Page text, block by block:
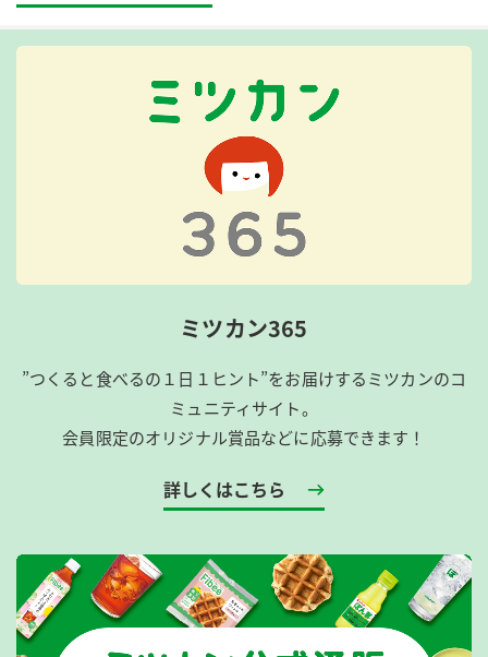
ミツカン365
”つくると食べるの１日１ヒント”をお届けするミツカンのコ
ミュニティサイト。
会員限定のオリジナル賞品などに応募できます！
詳しくはこちら